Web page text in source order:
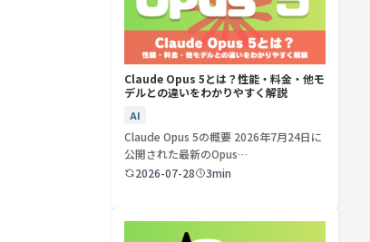
Claude Opus 5とは？性能・料金・他モ
デルとの違いをわかりやすく解説
AI
Claude Opus 5の概要 2026年7月24日に
公開された最新のOpus…
2026-07-28
3min